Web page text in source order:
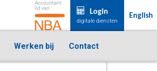
Login
digitale diensten
English
Werken bij Contact